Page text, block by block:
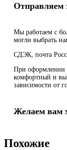
Отправляем
Мы работаем с
могли выбрать
СДЭК, почта
При оформлении
комфортный и
зависимости от
Желаем вам
Похожие